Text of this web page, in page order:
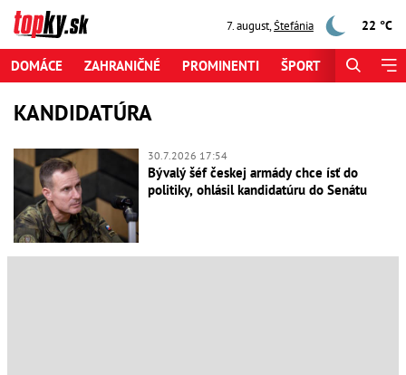
7. august,Štefánia 22 °C
DOMÁCE ZAHRANIČNÉ PROMINENTI ŠPORT
KANDIDATÚRA
30.7.2026 17:54
Bývalý šéf českej armády chce ísť do
politiky, ohlásil kandidatúru do Senátu